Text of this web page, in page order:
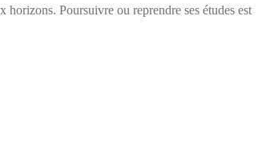
Poursuivre ou reprendre ses études est